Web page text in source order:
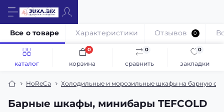
каталог сравнить
0
закладки
0
корзина
0
HoReCa Холодильные и морозильные шкафы на барную
Барные шкафы, минибары TEFCOLD
Все о товаре Характеристики Отзывов 0